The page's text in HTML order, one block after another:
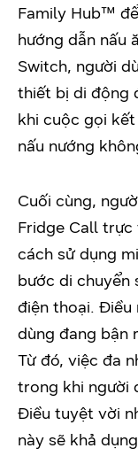
Family Hub™
hướng dẫn nấu
Switch, người
thiết bị di động
khi cuộc gọi
nấu nướng
Cuối cùng,
Fridge Call
cách sử dụng
bước di chuyển
điện thoại. Điều
dùng đang bận
Từ đó, việc đa
trong khi người
Điều tuyệt vời
này sẽ khả